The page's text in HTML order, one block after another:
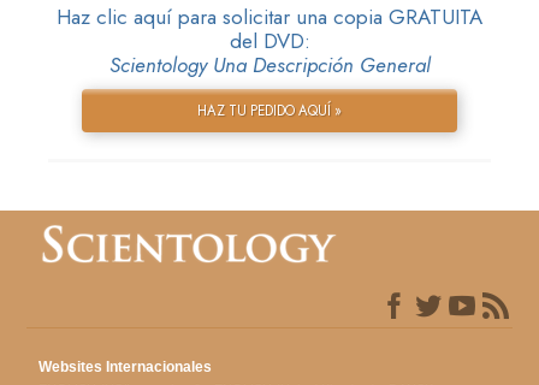
Haz clic aquí para solicitar una copia GRATUITA
del DVD:
Scientology Una Descripción General
HAZ TU PEDIDO AQUÍ »
Websites Internacionales